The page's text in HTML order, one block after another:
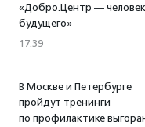
«Добро.Центр —
будущего»
17:39
В Москве и Петербурге
пройдут тренинги
по профилактике